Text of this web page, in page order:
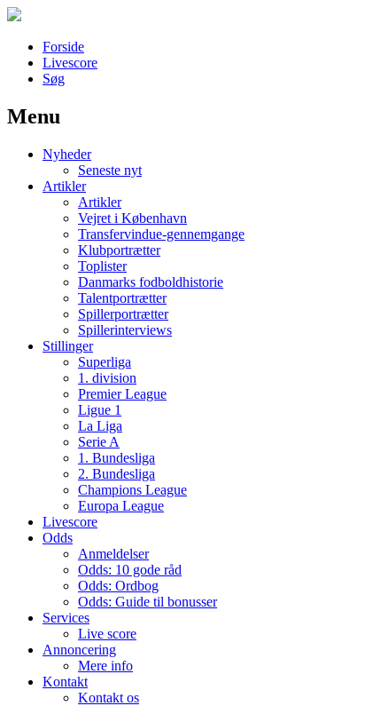
Forside
Livescore
Søg
Наши партнеры
лучшие займы
Menu
Nyheder
Seneste nyt
Artikler
Artikler
Vejret i København
Transfervindue-gennemgange
Klubportrætter
Toplister
Danmarks fodboldhistorie
Talentportrætter
Spillerportrætter
Spillerinterviews
Stillinger
Superliga
1. division
Premier League
Ligue 1
La Liga
Serie A
1. Bundesliga
2. Bundesliga
Champions League
Europa League
Livescore
Odds
Anmeldelser
Odds: 10 gode råd
Odds: Ordbog
Odds: Guide til bonusser
Services
Live score
Annoncering
Mere info
Kontakt
Kontakt os